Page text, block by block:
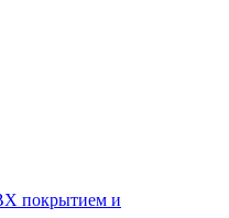
покрытием и